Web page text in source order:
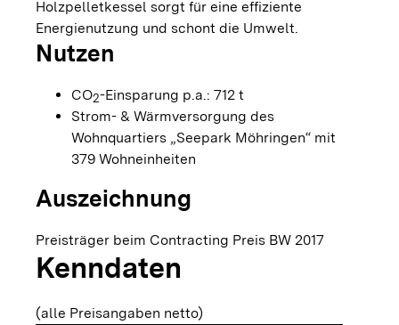
Holzpelletkessel sorgt für eine effiziente
Energienutzung und schont die Umwelt.
Nutzen
CO2-Einsparung p.a.: 712 t
Strom- & Wärmversorgung des
Wohnquartiers „Seepark Möhringen“ mit
379 Wohneinheiten
Auszeichnung
Preisträger beim Contracting Preis BW 2017
Kenndaten
(alle Preisangaben netto)